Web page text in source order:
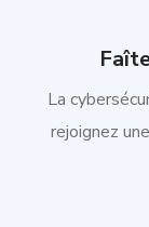
La
rejoignez